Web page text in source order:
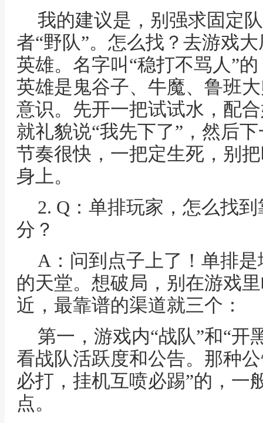
我的建议是，别强求固定
者“野队”。怎么找？去游戏
英雄。名字叫“稳打不骂人”
英雄是鬼谷子、牛魔、鲁班
意识。先开一把试试水，配
就礼貌说“我先下了”，然后
节奏很快，一把定生死，别
身上。
2. Q：单排玩家，怎么找
分？
A：问到点子上了！单排
的天堂。想破局，别在游戏
近，最靠谱的渠道就三个：
第一，游戏内“战队”和“开
看战队活跃度和公告。那种
必打，挂机互喷必踢”的，一
点。